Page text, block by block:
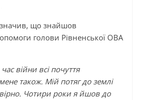
що знайшов
голови Рівненської ОВА
війни всі почуття
також. Мій потяг до землі
Чотири роки я йшов до